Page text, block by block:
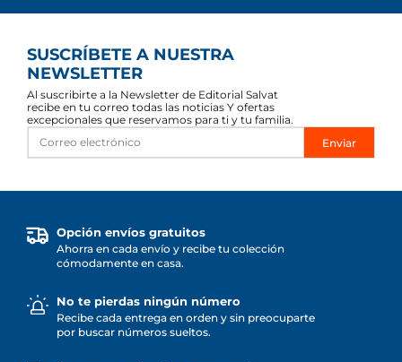
SUSCRÍBETE A NUESTRA
NEWSLETTER
Al suscribirte a la Newsletter de Editorial Salvat
recibe en tu correo todas las noticias Y ofertas
excepcionales que reservamos para ti y tu familia.
Enviar
Opción envíos gratuitos
Ahorra en cada envío y recibe tu colección
cómodamente en casa.
No te pierdas ningún número
Recibe cada entrega en orden y sin preocuparte
por buscar números sueltos.